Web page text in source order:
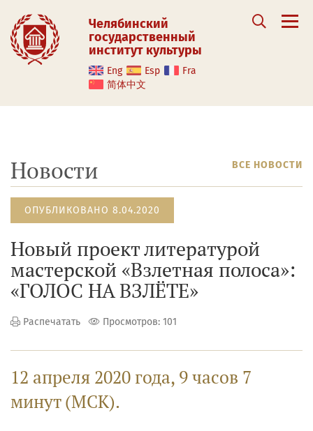
Челябинский
государственный
институт культуры
Eng Esp
Fra
简体中文
Новости ВСЕ НОВОСТИ
ОПУБЛИКОВАНО 8.04.2020
Новый проект литературой
мастерской «Взлетная полоса»:
«ГОЛОС НА ВЗЛЁТЕ»
Распечатать Просмотров: 101
12 апреля 2020 года, 9 часов 7
минут (МСК).